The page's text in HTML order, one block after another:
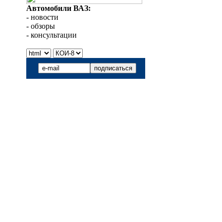
Автомобили ВАЗ:
- новости
- обзоры
- консультации